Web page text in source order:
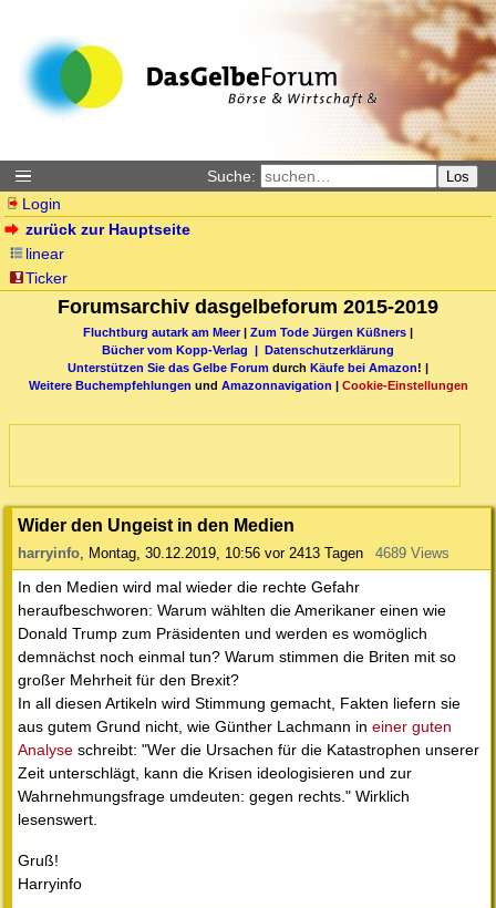
Suche: Los
Login
zurück zur Hauptseite
linear
Ticker
Forumsarchiv dasgelbeforum 2015-2019
Fluchtburg autark am Meer| Zum Tode Jürgen Küßners
Bücher vom Kopp-Verlag |
Datenschutzerklärung
Unterstützen Sie das Gelbe Forum durch Käufe bei Amazon! |
Weitere Buchempfehlungen und Amazonnavigation Cookie-Einstellungen
Wider den Ungeist in den Medien
harryinfo Montag, 30.12.2019, 10:56 vor 2413 Tagen 4689 Views
In den Medien wird mal wieder die rechte Gefahr
heraufbeschworen: Warum wählten die Amerikaner einen wie
Donald Trump zum Präsidenten und werden es womöglich
demnächst noch einmal tun? Warum stimmen die Briten mit so
großer Mehrheit für den Brexit?
In all diesen Artikeln wird Stimmung gemacht, Fakten liefern sie
aus gutem Grund nicht, wie Günther Lachmann in einer guten
Analyse schreibt: "Wer die Ursachen für die Katastrophen unserer
Zeit unterschlägt, kann die Krisen ideologisieren und zur
Wahrnehmungsfrage umdeuten: gegen rechts." Wirklich
lesenswert.
Gruß!
Harryinfo